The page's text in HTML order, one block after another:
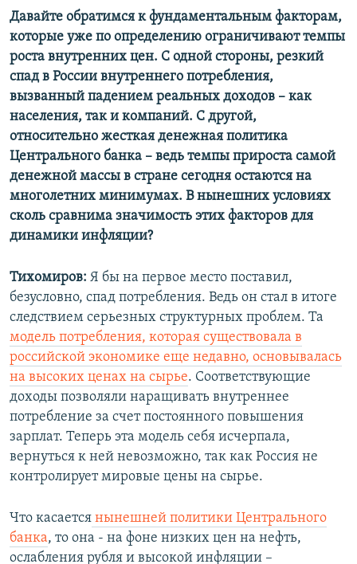
Давайте обратимся к фундаментальным факторам,
которые уже по определению ограничивают темпы
роста внутренних цен. С одной стороны, резкий
спад в России внутреннего потребления,
вызванный падением реальных доходов – как
населения, так и компаний. С другой,
относительно жесткая денежная политика
Центрального банка – ведь темпы прироста самой
денежной массы в стране сегодня остаются на
многолетних минимумах. В нынешних условиях
сколь сравнима значимость этих факторов для
динамики инфляции?
Тихомиров: Я бы на первое место поставил,
безусловно, спад потребления. Ведь он стал в итоге
следствием серьезных структурных проблем. Та
модель потребления, которая существовала в
российской экономике еще недавно, основывалась
на высоких ценах на сырье. Соответствующие
доходы позволяли наращивать внутреннее
потребление за счет постоянного повышения
зарплат. Теперь эта модель себя исчерпала,
вернуться к ней невозможно, так как Россия не
контролирует мировые цены на сырье.
Что касается нынешней политики Центрального
банка, то она - на фоне низких цен на нефть,
ослабления рубля и высокой инфляции –